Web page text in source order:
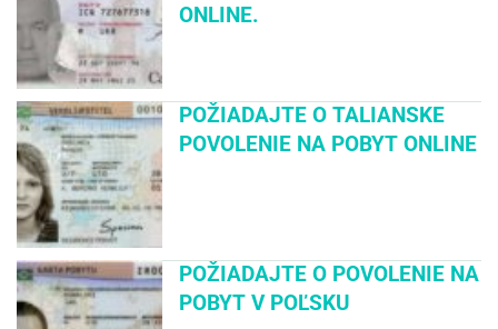
ONLINE.
POŽIADAJTE O TALIANSKE
POVOLENIE NA POBYT ONLINE
POŽIADAJTE O POVOLENIE NA
POBYT V POĽSKU